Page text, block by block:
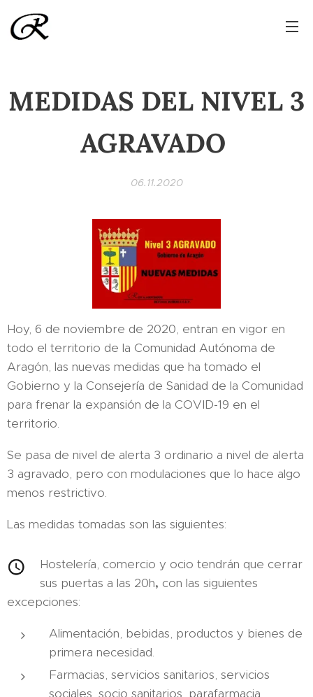
MEDIDAS DEL NIVEL 3
AGRAVADO
06.11.2020
Hoy, 6 de noviembre de 2020, entran en vigor en
todo el territorio de la Comunidad Autónoma de
Aragón, las nuevas medidas que ha tomado el
Gobierno y la Consejería de Sanidad de la Comunidad
para frenar la expansión de la COVID-19 en el
territorio.
Se pasa de nivel de alerta 3 ordinario a nivel de alerta
3 agravado, pero con modulaciones que lo hace algo
menos restrictivo.
Las medidas tomadas son las siguientes:
Hostelería, comercio y ocio tendrán que cerrar
sus puertas a las 20h, con las siguientes
excepciones:
Alimentación, bebidas, productos y bienes de
primera necesidad.
Farmacias, servicios sanitarios, servicios
sociales, socio sanitarios, parafarmacia,